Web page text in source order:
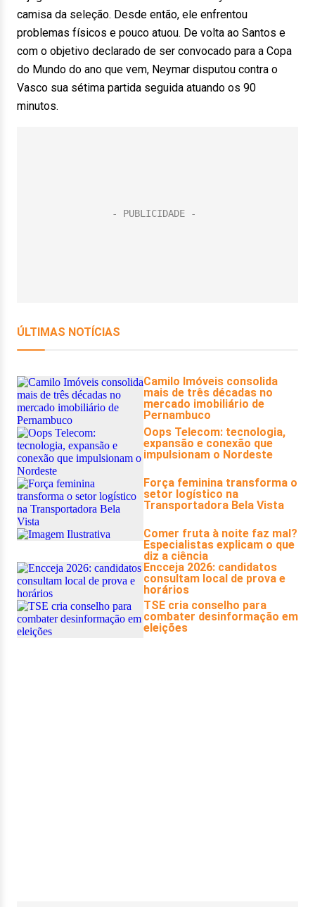
camisa da seleção. Desde então, ele enfrentou
problemas físicos e pouco atuou. De volta ao Santos e
com o objetivo declarado de ser convocado para a Copa
do Mundo do ano que vem, Neymar disputou contra o
Vasco sua sétima partida seguida atuando os 90
minutos.